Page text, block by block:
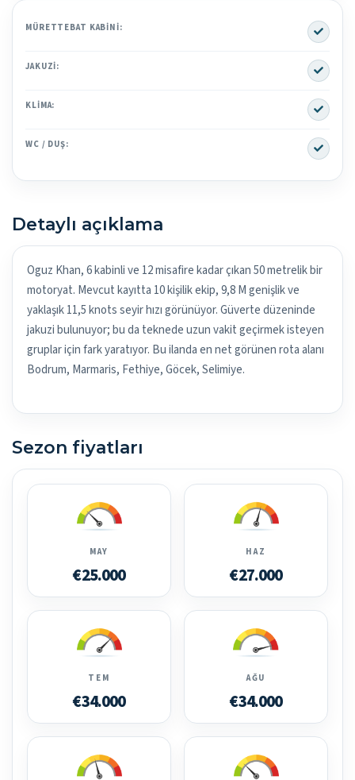
MÜRETTEBAT KABINI: Yes
JAKUZI: Yes
KLIMA: Yes
WC / DUŞ: Yes
Detaylı açıklama
Oguz Khan, 6 kabinli ve 12 misafire kadar çıkan 50 metrelik bir
motoryat. Mevcut kayıtta 10 kişilik ekip, 9,8 M genişlik ve
yaklaşık 11,5 knots seyir hızı görünüyor. Güverte düzeninde
jakuzi bulunuyor; bu da teknede uzun vakit geçirmek isteyen
gruplar için fark yaratıyor. Bu ilanda en net görünen rota alanı
Bodrum, Marmaris, Fethiye, Göcek, Selimiye.
Sezon fiyatları
MAY
€25.000
HAZ
€27.000
TEM
€34.000
AĞU
€34.000